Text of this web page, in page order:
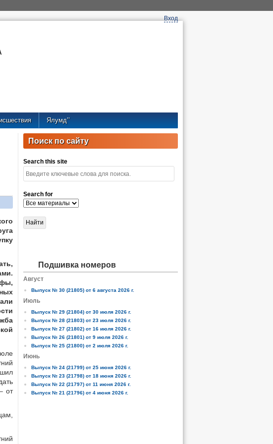
Вход
Ялумд’’
от
Поиск по сайту
Search this site
Search for
Подшивка номеров
Август
Выпуск № 30 (21805) от 6 августа 2026 г.
Июль
Выпуск № 29 (21804) от 30 июля 2026 г.
Выпуск № 28 (21803) от 23 июля 2026 г.
Выпуск № 27 (21802) от 16 июля 2026 г.
Выпуск № 26 (21801) от 9 июля 2026 г.
Выпуск № 25 (21800) от 2 июля 2026 г.
Июнь
Выпуск № 24 (21799) от 25 июня 2026 г.
Выпуск № 23 (21798) от 18 июня 2026 г.
Выпуск № 22 (21797) от 11 июня 2026 г.
Выпуск № 21 (21796) от 4 июня 2026 г.